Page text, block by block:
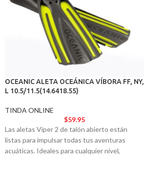
OCEANIC ALETA OCEÁNICA VÍBORA FF, NY,
L 10.5/11.5(14.6418.55)
TINDA ONLINE
$59.95
Las aletas Viper 2 de talón abierto están
listas para impulsar todas tus aventuras
acuáticas. Ideales para cualquier nivel,